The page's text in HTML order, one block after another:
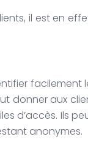
il est en
facilement
donner aux
d’accès. Ils
anonymes.